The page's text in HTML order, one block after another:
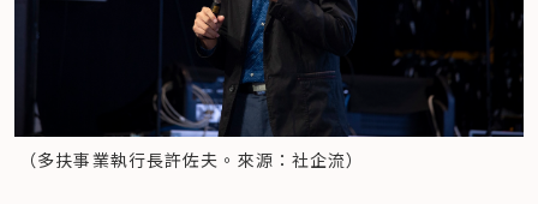
（多扶事業執行長許佐夫。來源：社企流）